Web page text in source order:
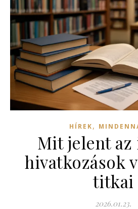
HÍREK,
Mit jelent az
hivatkozások
titkai
2026.01.23.